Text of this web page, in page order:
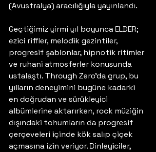
(Avustralya) aracılığıyla yayınlandı.
Geçtiğimiz yirmi yıl boyunca ELDER;
ezici riffler, melodik gezintiler,
progresif şablonlar, hipnotik ritimler
ve ruhani atmosferler konusunda
ustalaştı. Through Zero'da grup, bu
yılların deneyimini bugüne kadarki
en doğrudan ve sürükleyici
albümlerine aktarırken, rock müziğin
dışındaki tohumların da progresif
çerçeveleri içinde kök salıp çiçek
açmasına izin veriyor. Dinleyiciler,